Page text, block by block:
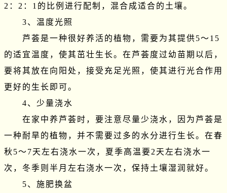
2：2：1的比例进行配制，混合成适合的土壤。
3、温度光照
芦荟是一种很好养活的植物，需要为其提供5～15
的适宜温度，使其茁壮生长。在芦荟度过幼苗期以后，
要将其放在向阳处，接受充足光照，使其进行光合作用
更好的生长即可。
4、少量浇水
在家中养芦荟时，要注意尽量少浇水，因为芦荟是
一种耐旱的植物，并不需要过多的水分进行生长。在春
秋5～7天左右浇水一次，夏季高温要2天左右浇水一
次，冬季则半月左右浇水一次，保持土壤湿润就好。
5、施肥换盆